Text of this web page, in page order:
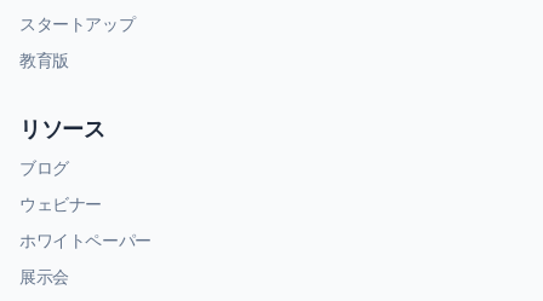
スタートアップ
教育版
リソース
ブログ
ウェビナー
ホワイトペーパー
展示会